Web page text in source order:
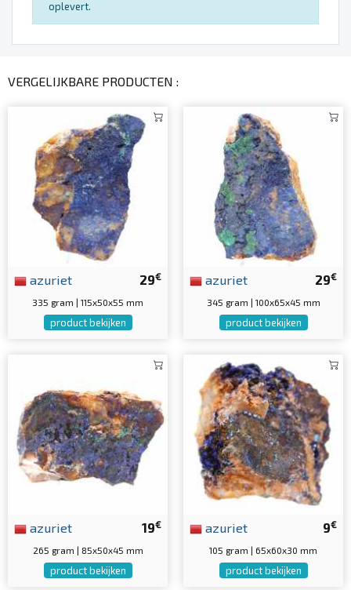
oplevert.
VERGELIJKBARE PRODUCTEN :
29€
azuriet
335 gram | 115x50x55 mm
product bekijken
29€
azuriet
345 gram | 100x65x45 mm
product bekijken
19€
azuriet
265 gram | 85x50x45 mm
product bekijken
9€
azuriet
105 gram | 65x60x30 mm
product bekijken